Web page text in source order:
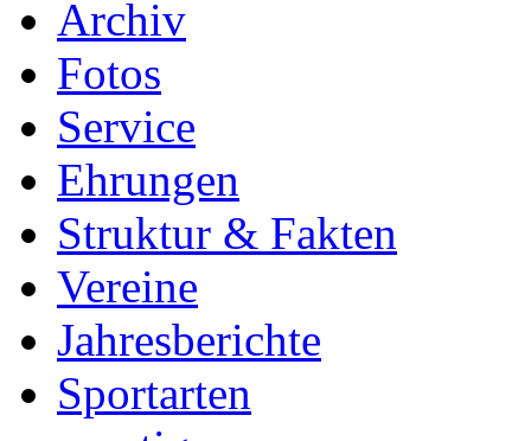
Archiv
Fotos
Service
Ehrungen
Struktur & Fakten
Vereine
Jahresberichte
Sportarten